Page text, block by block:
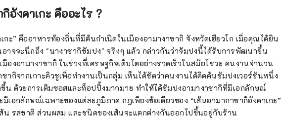
ป็นเวลาประมาณ 250 ปีจนกระทั่งถูกรื้อถอนหลังจากคำสั่งยุบปราสาทในปี พ.ศ.
งมนุษยชาติ] อามากาซากิมีถนนช้อปปิ้งและห้องอาบน้ำสาธารณะมากมายที่
ไปด้วยผู้คนมาเป็นเวลานาน และบรรยากาศของย่านใจกลางเมืองก็ยังคงอยู่ทั่วทั้ง
อคุณพูดคุยกับชายชราที่เป็นมิตรและเต็มไปด้วยความเป็นมนุษย์ คุณจะรู้สึกถึงความ
กรรมและสิ่งแวดล้อมอยู่ร่วมกัน] อามากาซากิก้าวแรก
มืองอุตสาหกรรมในสมัยเมจิด้วยการเปิดโรงงานสิ่งทอ และตั้งแต่นั้นเป็นต้นมาก็
ารเติบโตทางเศรษฐกิจในระดับสูง ในช่วงไม่กี่ปีที่ผ่านมา รัฐบาลแห่งชาติได้รับ
ป็น "เมืองต้นแบบด้านสิ่งแวดล้อม" ในปี 2555 ให้เป็นเมืองที่ตั้งเป้าหมายไว้สูงและ
อังคาเกะ คืออะไร ?
กะ” คืออาหารท้องถิ่นที่มีต้นกำเนิดในเมืองอามางาซากิ จังหวัดเฮียวโก เมื่อคุณได้ยิน
าจจะนึกถึง "นางาซากิชัมปง" จริงๆ แล้ว กล่าวกันว่าจัมปงนี้ได้รับการพัฒนาขึ้น
องอามางาซากิ ในช่วงที่เศรษฐกิจเติบโตอย่างรวดเร็วในสมัยโชวะ คนงานจำนวน
ากิจากเกาะคิวชูเพื่อทำงานเป็นกลุ่ม เห็นได้ชัดว่าคนงานได้คิดค้นชัมปงเวอร์ชันหนึ่ง
น ด้วยการเติมซอสและท็อปปิ้งมากมาย ทำให้ได้ชัมปงอามางาซากิที่มีเอกลักษณ์
เอกลักษณ์เฉพาะของแต่ละภูมิภาค กฎเพียงข้อเดียวของ “เส้นอามากาซากิอังคาเกะ”
น รสชาติ ส่วนผสม และชนิดของเส้นจะแตกต่างกันออกไปขึ้นอยู่กับร้าน